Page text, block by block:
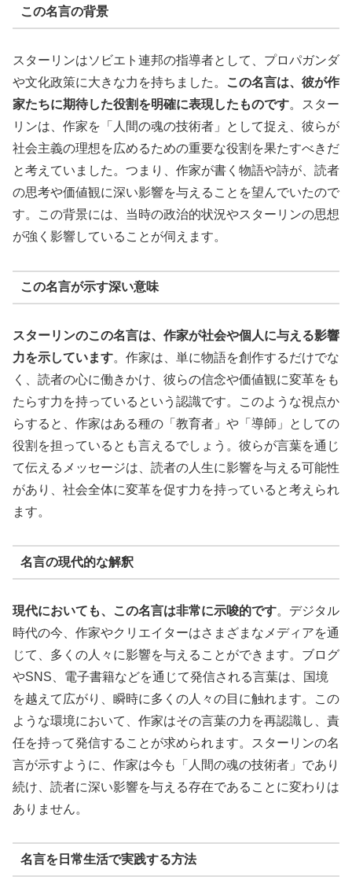
この名言の背景
スターリンはソビエト連邦の指導者として、プロパガンダ
や文化政策に大きな力を持ちました。
この名言は、彼が作
家たちに期待した役割を明確に表現したものです。スター
リンは、作家を「人間の魂の技術者」として捉え、彼らが
社会主義の理想を広めるための重要な役割を果たすべきだ
と考えていました。つまり、作家が書く物語や詩が、読者
の思考や価値観に深い影響を与えることを望んでいたので
す。この背景には、当時の政治的状況やスターリンの思想
が強く影響していることが伺えます。
この名言が示す深い意味
スターリンのこの名言は、作家が社会や個人に与える影響
力を示しています。作家は、単に物語を創作するだけでな
く、読者の心に働きかけ、彼らの信念や価値観に変革をも
たらす力を持っているという認識です。このような視点か
らすると、作家はある種の「教育者」や「導師」としての
役割を担っているとも言えるでしょう。彼らが言葉を通じ
て伝えるメッセージは、読者の人生に影響を与える可能性
があり、社会全体に変革を促す力を持っていると考えられ
ます。
名言の現代的な解釈
現代においても、この名言は非常に示唆的です。デジタル
時代の今、作家やクリエイターはさまざまなメディアを通
じて、多くの人々に影響を与えることができます。ブログ
やSNS、電子書籍などを通じて発信される言葉は、国境
を越えて広がり、瞬時に多くの人々の目に触れます。この
ような環境において、作家はその言葉の力を再認識し、責
任を持って発信することが求められます。スターリンの名
言が示すように、作家は今も「人間の魂の技術者」であり
続け、読者に深い影響を与える存在であることに変わりは
ありません。
名言を日常生活で実践する方法